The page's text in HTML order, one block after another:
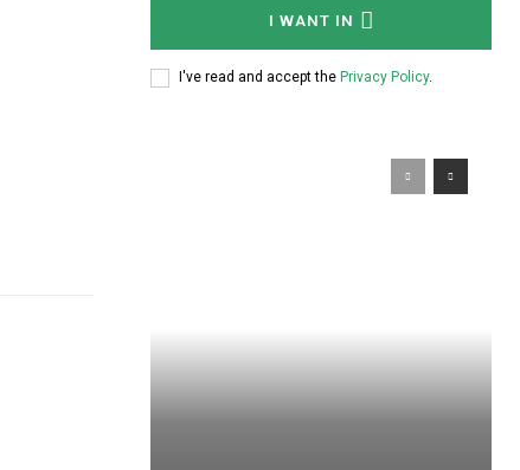
I WANT IN
I've read and accept the Privacy Policy.